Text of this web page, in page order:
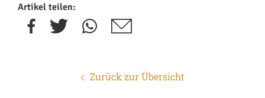
Artikel teilen:
Zurück zur Übersicht